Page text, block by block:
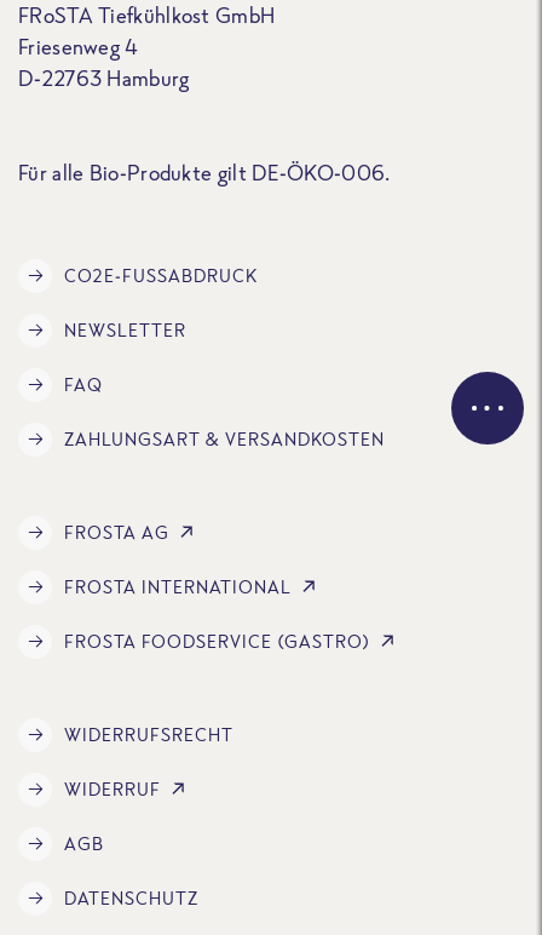
FRoSTA Tiefkühlkost GmbH
Friesenweg 4
D-22763 Hamburg
Für alle Bio-Produkte gilt DE-ÖKO-006.
CO2E-FUSSABDRUCK
NEWSLETTER
FAQ
ZAHLUNGSART & VERSANDKOSTEN
FROSTA AG
FROSTA INTERNATIONAL
FROSTA FOODSERVICE (GASTRO)
WIDERRUFSRECHT
WIDERRUF
AGB
DATENSCHUTZ